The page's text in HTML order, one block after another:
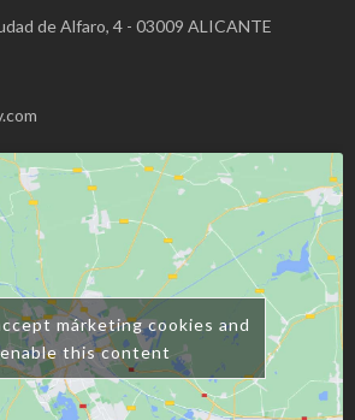
de Alfaro, 4 - 03009 ALICANTE
márketing cookies and
enable this content